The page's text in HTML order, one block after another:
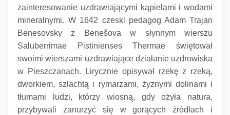
zainteresowanie uzdrawiającymi kąpielami i wodami
mineralnymi. W 1642 czeski pedagog Adam Trajan
Benesovsky z Benešova w słynnym wierszu
Saluberrimae Pistinienses Thermae świętował
swoimi wierszami uzdrawiające działanie uzdrowiska
w Pieszczanach.
Lirycznie opisywał rzekę z rzeką,
dworkiem, szlachtą i rymarzami, żyznymi dolinami i
tłumami ludzi, którzy wiosną, gdy ożyła natura,
przybywali zanurzyć się w gorących źródłach i